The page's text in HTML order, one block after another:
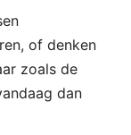
of denken
zoals de
dan